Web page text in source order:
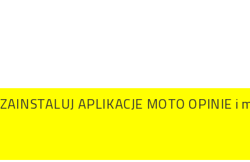
ZAINSTALUJ APLIKACJE MOTO